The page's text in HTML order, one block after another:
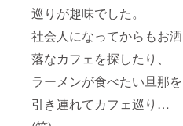
巡りが趣味でした。
社会人になってからもお洒
落なカフェを探したり、
ラーメンが食べたい旦那を
引き連れてカフェ巡り…